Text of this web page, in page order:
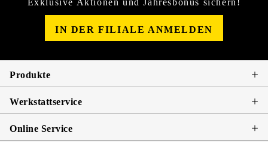
IN DER FILIALE ANMELDEN
Produkte
Werkstattservice
Online Service